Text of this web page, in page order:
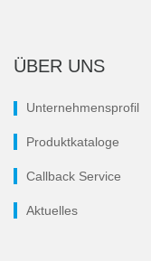
ÜBER UNS
Unternehmensprofil
Produktkataloge
Callback Service
Aktuelles